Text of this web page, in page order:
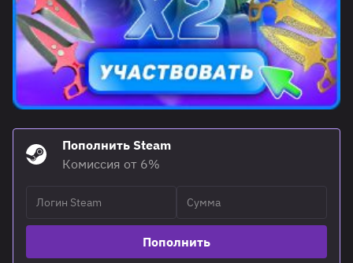
Пополнить Steam
Комиссия от 6%
Пополнить